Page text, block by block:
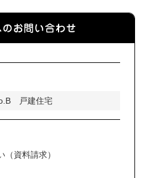
資料請求）